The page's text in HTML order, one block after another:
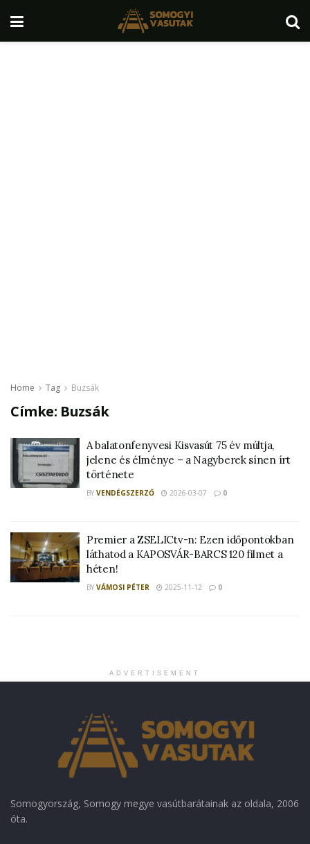
Home Tag Buzsák
Címke: Buzsák
A balatonfenyvesi Kisvasút 75 év múltja,
jelene és élménye – a Nagyberek sínen írt
története
BY VENDÉGSZERZŐ 2026-03-07 0
Premier a ZSELICtv-n: Ezen időpontokban
láthatod a KAPOSVÁR-BARCS 120 filmet a
héten!
BY VÁMOSI PÉTER 2025-11-12 0
ADVERTISEMENT
Somogyország, Somogy megye vasútbarátainak az oldala, 2006
óta.